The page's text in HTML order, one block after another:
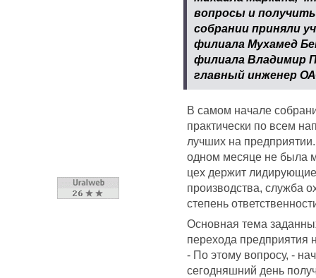
вопросы и
собрании приняли
филиала Мухамед
филиала Владимир
главный инженер
В самом начале
практически по всем
лучших на
одном месяце не была
цех держит
производства, служба
степень
Основная тема
перехода предприятия
- По этому вопросу, -
сегодняшний день